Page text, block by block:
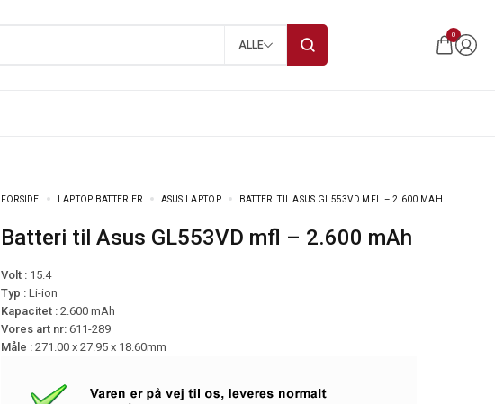
ALLE
0
FORSIDE LAPTOP BATTERIER ASUS LAPTOP BATTERI TIL ASUS GL553VD MFL – 2.600 MAH
Batteri til Asus GL553VD mfl – 2.600 mAh
Volt :15.4
Typ : Li-ion
Kapacitet : 2.600 mAh
Vores art nr: 611-289
Måle : 271.00 x 27.95 x 18.60mm